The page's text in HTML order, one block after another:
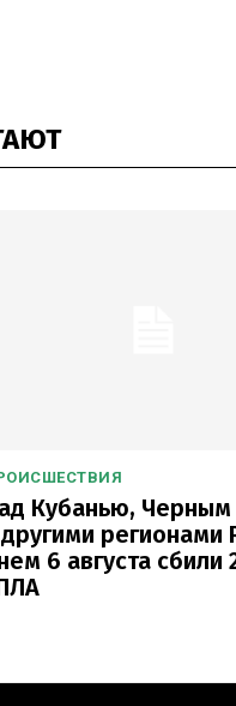
Кубанью,
регионами
6 августа сбили